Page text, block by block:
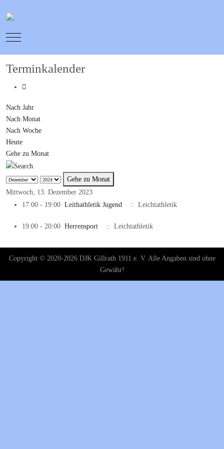
Mobile Menu Toggle
Terminkalender
Nach Jahr
Nach Monat
Nach Woche
Heute
Gehe zu Monat
Gehe zu Monat
Mittwoch, 13. Dezember 2023
17:00 - 19:00 Leithathletik Jugend :: Leichtathletik
19:00 - 20:00 Herrensport :: Leichtathletik
Copyright © 2020-2026 DJK Gillrath 1911 e. V. Alle Angaben sind ohne
Gewähr!